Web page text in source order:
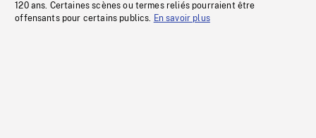
120 ans. Certaines scènes ou termes reliés pourraient être
offensants pour certains publics. En savoir plus